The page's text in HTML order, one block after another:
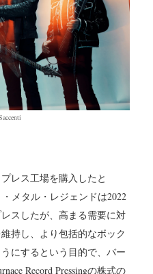
レス工場を購入したと
メタル・レジェンドは2022
スしたが、高まる需要に対
持し、より包括的なボック
にするという目的で、バー
Record Pressingの株式の